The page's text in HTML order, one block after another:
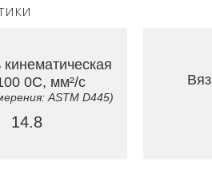
кинематическая
0C, мм²/с
ASTM D445)
14.8